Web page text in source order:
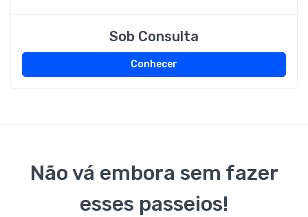
Sob Consulta
Conhecer
Não vá embora sem fazer
esses passeios!